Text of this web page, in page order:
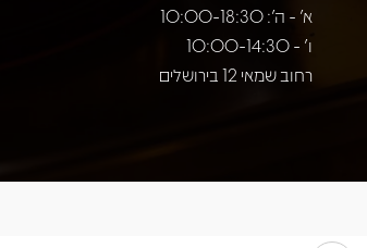
א' - ה': 10:00-18:30
ו' - 10:00-14:30
רחוב שמאי 12 בירושלים